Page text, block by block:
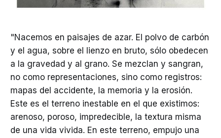
"Nacemos en paisajes de azar. El polvo de carbón
y el agua, sobre el lienzo en bruto, sólo obedecen
a la gravedad y al grano. Se mezclan y sangran,
no como representaciones, sino como registros:
mapas del accidente, la memoria y la erosión.
Este es el terreno inestable en el que existimos:
arenoso, poroso, impredecible, la textura misma
de una vida vivida. En este terreno, empujo una